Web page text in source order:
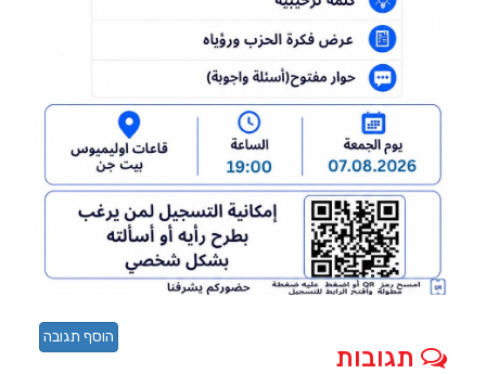
תגובות
הוסף תגובה